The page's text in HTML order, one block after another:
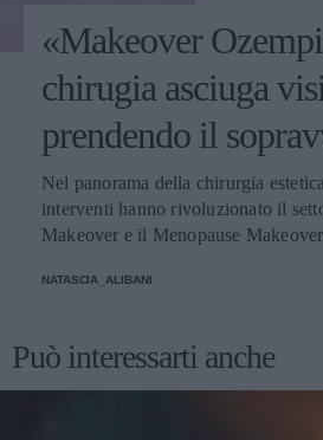
«Makeover
chirugia asciuga
prendendo il
Nel panorama della chirurgia
interventi hanno rivoluzionato il
Makeover e il Menopause
donne a recuperare la forma fisica e
soprattutto addome, seno e altre aree
rilassamento cutaneo o perdita di
NATASCIA_ALIBANI
Può interessarti anche